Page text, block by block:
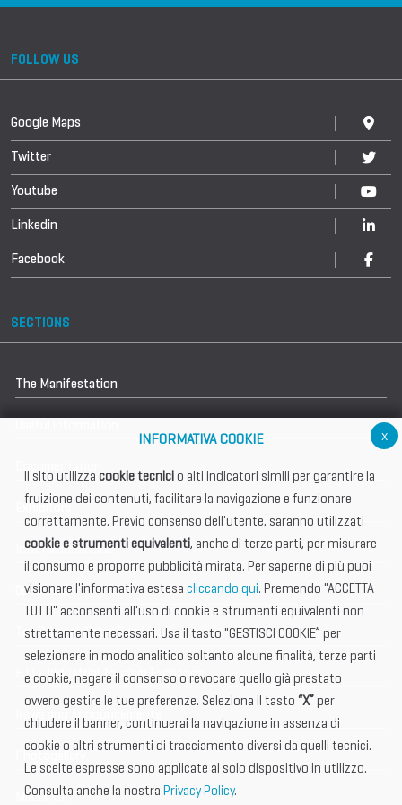
FOLLOW US
Google Maps
Twitter
Youtube
Linkedin
Facebook
SECTIONS
The Manifestation
Exhibitors
International Club
Open Hub
Tax & Legal Global Services
BTI - Industrial Tourism Exchange
News and Announcements
Photogallery
Media Kit
x
INFORMATIVA COOKIE
Il sito utilizza cookie tecnicio alti indicatori simili per garantire la
fruizione dei contenuti, facilitare la navigazione e funzionare
correttamente. Previo consenso dell'utente, saranno utilizzati
cookie e strumenti equivalenti, anche di terze parti, per misurare
il consumo e proporre pubblicità mirata. Per saperne di più puoi
visionare l'informativa estesa cliccando qui. Premendo "ACCETTA
TUTTI" acconsenti all'uso di cookie e strumenti equivalenti non
strettamente necessari. Usa il tasto "GESTISCI COOKIE” per
selezionare in modo analitico soltanto alcune finalità, terze parti
e cookie, negare il consenso o revocare quello già prestato
ovvero gestire le tue preferenze. Seleziona il tasto “X” per
chiudere il banner, continuerai la navigazione in assenza di
cookie o altri strumenti di tracciamento diversi da quelli tecnici.
Le scelte espresse sono applicate al solo dispositivo in utilizzo.
Consulta anche la nostra Privacy Policy.